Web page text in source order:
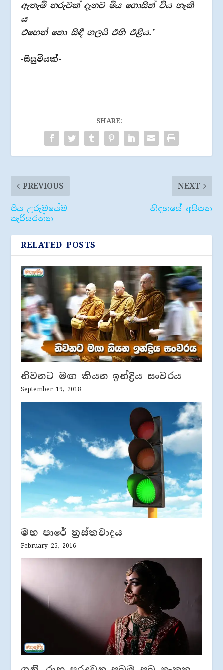
ඇතැම් තරුවක් දැනට මිය ගොසින් විය හැකි
ය
එහෙත් නො සිඳී ගලයි එහි එළිය.’
-සිසුවියක්-
SHARE:
PREVIOUS
පිය උරුමයේම
සැරිසරන්න
NEXT
නිදහසේ අසිපත
RELATED POSTS
නිවනට මඟ කියන ඉන්ද්‍රිය සංවරය
September 19, 2018
මහ පාරේ ත‍්‍රස්තවාදය
February 25, 2016